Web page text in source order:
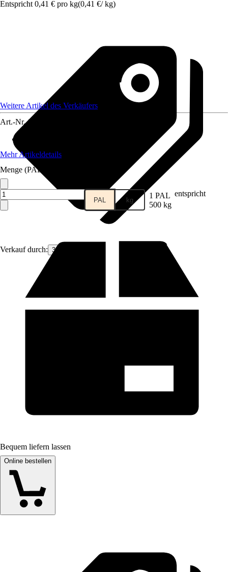
Entspricht 0,41 € pro kg(0,41 €/ kg)
Verkauf durch: 3NRG
Weitere Artikel des Verkäufers
Art.-Nr. 12613054
Mehr Artikeldetails
Menge (PAL)
PAL kg 1 PAL entspricht
500 kg
Bequem liefern lassen
Online bestellen